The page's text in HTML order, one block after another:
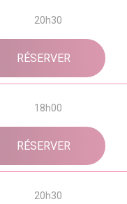
20h30
RÉSERVER
18h00
RÉSERVER
20h30